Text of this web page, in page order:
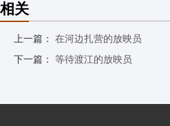
相关
上一篇： 在河边扎营的放映员
下一篇： 等待渡江的放映员